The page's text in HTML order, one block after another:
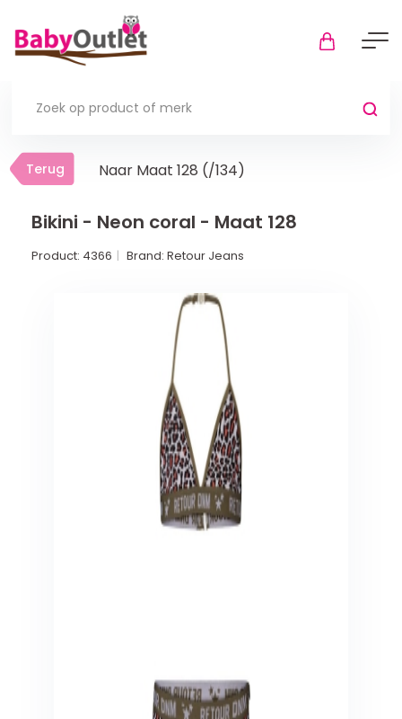
Terug
Thuis
In de box
Boxmatrassen en hoeslakens
Veiligheid in en om huis
Veiligheid buiten de deur
Terug Naar Maat 128 (/134)
Bikini - Neon coral - Maat 128
Product: 4366 Brand: Retour Jeans